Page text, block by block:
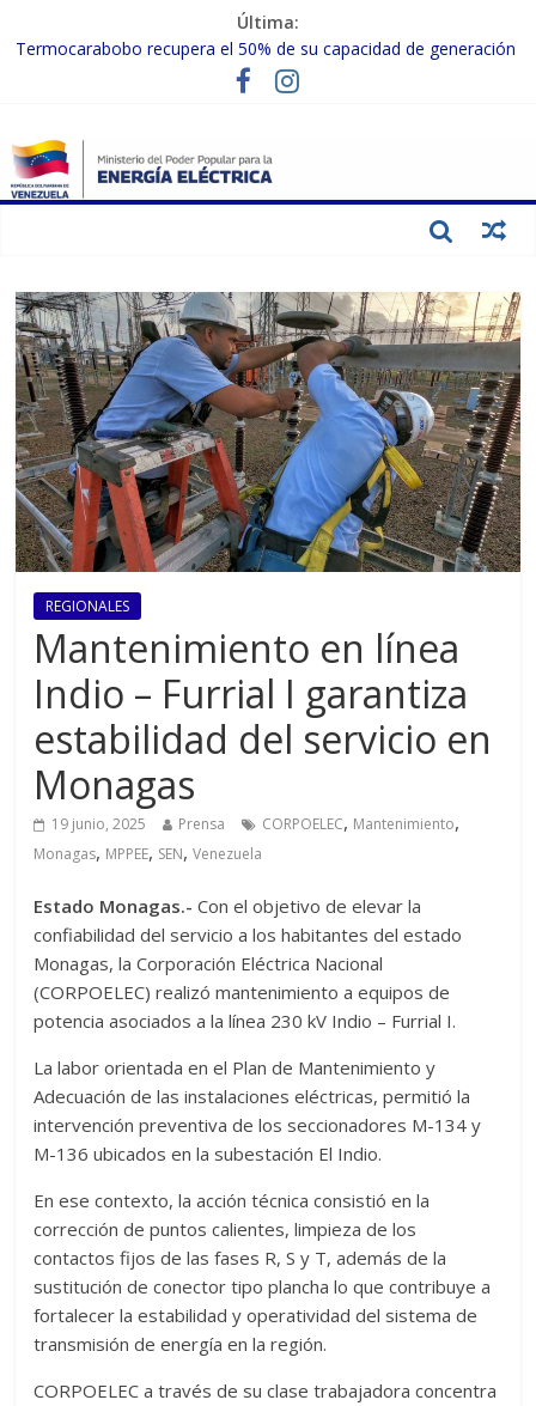
Última:
Termocarabobo recupera el 50% de su capacidad de generación
MPPEE avanza en la recuperación de infraestructuras eléctricas
Gobierno Nacional coordina acciones con el sector privado para
fortalecer el SEN ante el «Súper Niño»
Inspeccionan trabajos de rehabilitación en instalaciones del SEN
REGIONALES
Mantenimiento en línea
Indio – Furrial I garantiza
estabilidad del servicio en
Monagas
19 junio, 2025 Prensa CORPOELEC, Mantenimiento,
Monagas, MPPEE, SEN,Venezuela
Estado Monagas.-Con el objetivo de elevar la
confiabilidad del servicio a los habitantes del estado
Monagas, la Corporación Eléctrica Nacional
(CORPOELEC) realizó mantenimiento a equipos de
potencia asociados a la línea 230 kV Indio – Furrial I.
La labor orientada en el Plan de Mantenimiento y
Adecuación de las instalaciones eléctricas, permitió la
intervención preventiva de los seccionadores M-134 y
M-136 ubicados en la subestación El Indio.
En ese contexto, la acción técnica consistió en la
corrección de puntos calientes, limpieza de los
contactos fijos de las fases R, S y T, además de la
sustitución de conector tipo plancha lo que contribuye a
fortalecer la estabilidad y operatividad del sistema de
transmisión de energía en la región.
CORPOELEC a través de su clase trabajadora concentra